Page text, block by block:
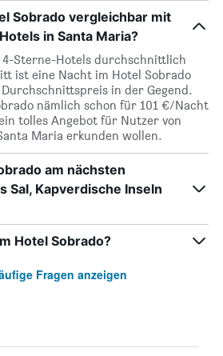
Sobrado vergleichbar mit
in Santa Maria?
4-Sterne-Hotels durchschnittlich
ist eine Nacht im Hotel Sobrado
in der Gegend.
nämlich schon für 101 €/Nacht
tolles Angebot für Nutzer von
Maria erkunden wollen.
am nächsten
Sal, Kapverdische Inseln
Hotel Sobrado?
Fragen anzeigen